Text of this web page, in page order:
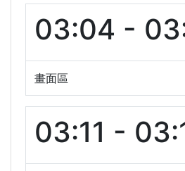
03:04 -
畫面區
03:11 -